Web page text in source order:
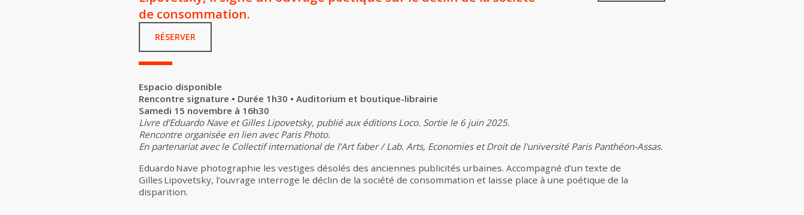
de consommation.
RÉSERVER
Espacio disponible
Rencontre signature • Durée 1h30 • Auditorium et boutique-librairie
Samedi 15 novembre à 16h30
Livre d'Eduardo Nave et Gilles Lipovetsky, publié aux éditions Loco. Sortie le 6 juin 2025.
Rencontre organisée en lien avec Paris Photo.
En partenariat avec le Collectif international de l’Art faber / Lab. Arts, Economies et Droit de l'université Paris Panthéon-Assas.
Eduardo Nave photographie les vestiges désolés des anciennes publicités urbaines. Accompagné d’un texte de
Gilles Lipovetsky, l’ouvrage interroge le déclin de la société de consommation et laisse place à une poétique de la
disparition.